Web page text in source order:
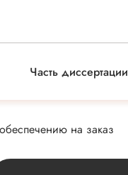
Часть диссертации
на заказ